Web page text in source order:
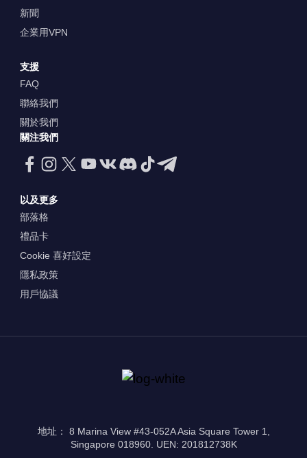
新聞
企業用VPN
支援
FAQ
聯絡我們
關於我們
關注我們
以及更多
部落格
禮品卡
Cookie 喜好設定
隱私政策
用戶協議
地址： 8 Marina View #43-052A Asia Square Tower 1,
Singapore 018960. UEN: 201812738K